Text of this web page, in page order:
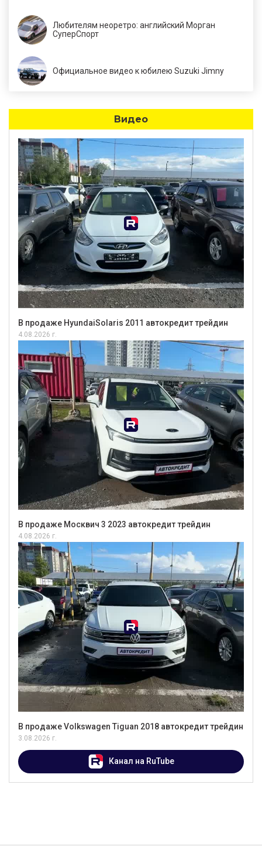
Любителям неоретро: английский Морган
СуперСпорт
Официальное видео к юбилею Suzuki Jimny
Видео
В продаже HyundaiSolaris 2011 автокредит трейдин
4.08.2026 г.
В продаже Москвич 3 2023 автокредит трейдин
4.08.2026 г.
В продаже Volkswagen Tiguan 2018 автокредит трейдин
3.08.2026 г.
Канал на RuTube